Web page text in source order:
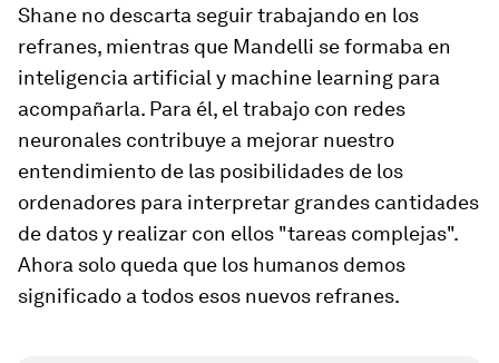
Shane no descarta seguir trabajando en los
refranes, mientras que Mandelli se formaba en
inteligencia artificial y machine learning para
acompañarla. Para él, el trabajo con redes
neuronales contribuye a mejorar nuestro
entendimiento de las posibilidades de los
ordenadores para interpretar grandes cantidades
de datos y realizar con ellos "tareas complejas".
Ahora solo queda que los humanos demos
significado a todos esos nuevos refranes.